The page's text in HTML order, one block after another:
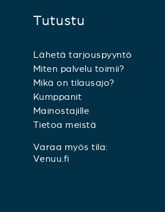
Tutustu
Lähetä tarjouspyyntö
Miten palvelu toimii?
Mikä on tilausajo?
Kumppanit
Mainostajille
Tietoa meistä
Varaa myös tila:
Venuu.fi